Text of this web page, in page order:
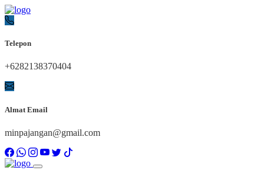
Telepon
+6282138370404
Almat Email
minpajangan@gmail.com